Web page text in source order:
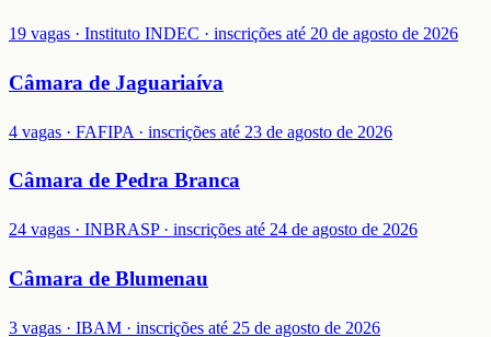
19 vagas · Instituto INDEC · inscrições até 20 de agosto de 2026
Câmara de Jaguariaíva
4 vagas · FAFIPA · inscrições até 23 de agosto de 2026
Câmara de Pedra Branca
24 vagas · INBRASP · inscrições até 24 de agosto de 2026
Câmara de Blumenau
3 vagas · IBAM · inscrições até 25 de agosto de 2026